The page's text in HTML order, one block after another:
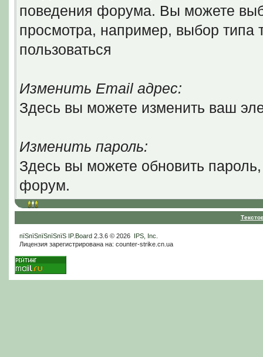
поведения форума. Вы можете
просмотра, например, выбор типа
пользоваться
Изменить Email адрес:
Здесь вы можете изменить ваш
Изменить пароль:
Здесь вы можете обновить
форум.
пїЅпїЅпїЅпїЅпїЅ IP.Board2.3.6 © 2026 IPS, Inc
Лицензия зарегистрирована на: counter-strike.cn.ua